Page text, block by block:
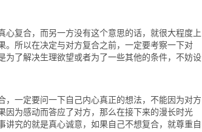
复合，而另一方没有这个意思的话，就很大程度上
。所以在决定与对方复合之前，一定要考察一下对
为了解决生理欲望或者为了一些其他的条件，不妨设
一定要问一下自己内心真正的想法，不能因为对方
因为感动而答应了对方，那么在接下来的漫长时光
究的就是真心诚意，如果自己不想复合，就尊重自